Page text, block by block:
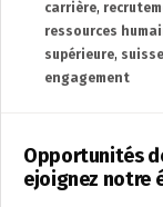
carrière,
ressources
supérieure, suisse
engagement
Opportunités
ejoignez notre